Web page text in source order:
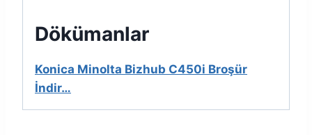
Dökümanlar
Konica Minolta Bizhub C450i Broşür
İndir…